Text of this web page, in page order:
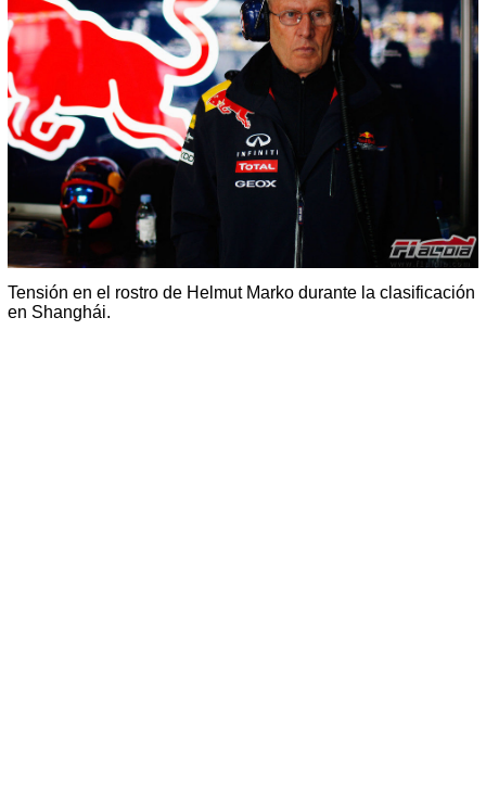
Tensión en el rostro de Helmut Marko durante la clasificación
en Shanghái.